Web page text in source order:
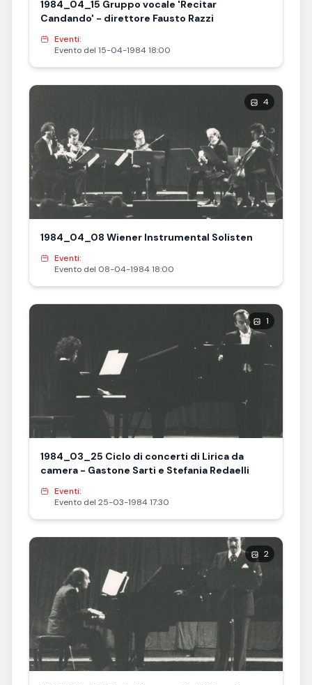
1984_04_15 Gruppo vocale 'Recitar
Candando' - direttore Fausto Razzi
Eventi:
Evento del 15-04-1984 18:00
4
1984_04_08 Wiener Instrumental Solisten
Eventi:
Evento del 08-04-1984 18:00
1
1984_03_25 Ciclo di concerti di Lirica da
camera - Gastone Sarti e Stefania Redaelli
Eventi:
Evento del 25-03-1984 17:30
2